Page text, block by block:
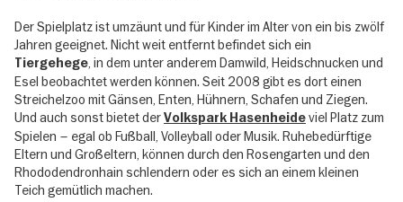
Der Spielplatz ist umzäunt und für Kinder im Alter von ein bis zwölf
Jahren geeignet. Nicht weit entfernt befindet sich ein
Tiergehege , in dem unter anderem Damwild, Heidschnucken und
Esel beobachtet werden können. Seit 2008 gibt es dort einen
Streichelzoo mit Gänsen, Enten, Hühnern, Schafen und Ziegen.
Und auch sonst bietet derVolkspark Hasenheideviel Platz zum
Spielen – egal ob Fußball, Volleyball oder Musik. Ruhebedürftige
Eltern und Großeltern, können durch den Rosengarten und den
Rhododendronhain schlendern oder es sich an einem kleinen
Teich gemütlich machen.